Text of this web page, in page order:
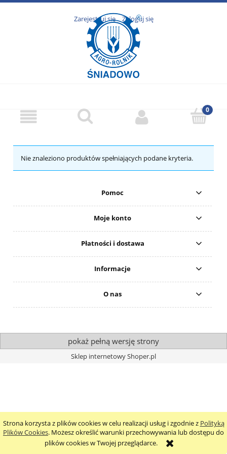
Strona korzysta z plików cookies w celu realizacji usług i zgodnie z Polityką
Plików Cookies. Możesz określić warunki przechowywania lub dostępu do
plików cookies w Twojej przeglądarce.
Zarejestruj się Zaloguj się
Nie znaleziono produktów spełniających podane kryteria.
Pomoc
Moje konto
Płatności i dostawa
Informacje
O nas
pokaż pełną wersję strony
Sklep internetowy Shoper.pl